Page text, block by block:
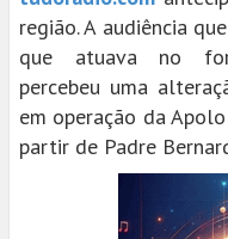
região. A audiência
que atuava no
percebeu uma
em operação da
partir de Padre